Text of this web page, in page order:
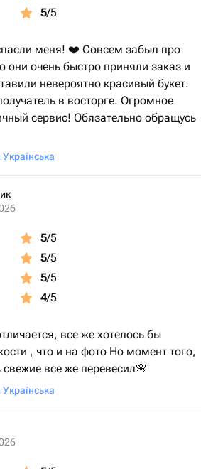
5/5
меня! ❤️ Совсем забыл про
они очень быстро приняли заказ и
невероятно красивый букет.
в восторге. Огромное
сервис! Обязательно обращусь
5/5
5/5
5/5
4/5
все же хотелось бы
, что и на фото Но момент того,
свежие все же перевесил🌸